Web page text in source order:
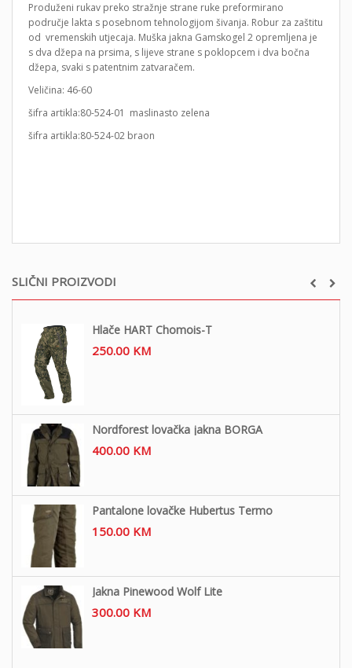
SLIČNI PROIZVODI
Hlače HART Chomois-T
250.00 KM
Nordforest lovačka jakna BORGA
400.00 KM
Pantalone lovačke Hubertus Termo
150.00 KM
Jakna Pinewood Wolf Lite
300.00 KM
Produženi rukav preko stražnje strane ruke preformirano
područje lakta s posebnom tehnologijom šivanja. Robur za zaštitu
od vremenskih utjecaja. Muška jakna Gamskogel 2 opremljena je
s dva džepa na prsima, s lijeve strane s poklopcem i dva bočna
džepa, svaki s patentnim zatvaračem.
Veličina: 46-60
šifra artikla:80-524-01 maslinasto zelena
šifra artikla:80-524-02 braon